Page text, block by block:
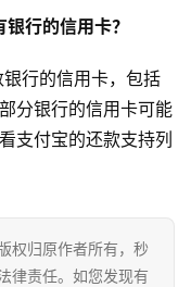
行的信用卡？
行的信用卡，包括
分银行的信用卡可能
支付宝的还款支持列
权归原作者所有，秒
律责任。如您发现有